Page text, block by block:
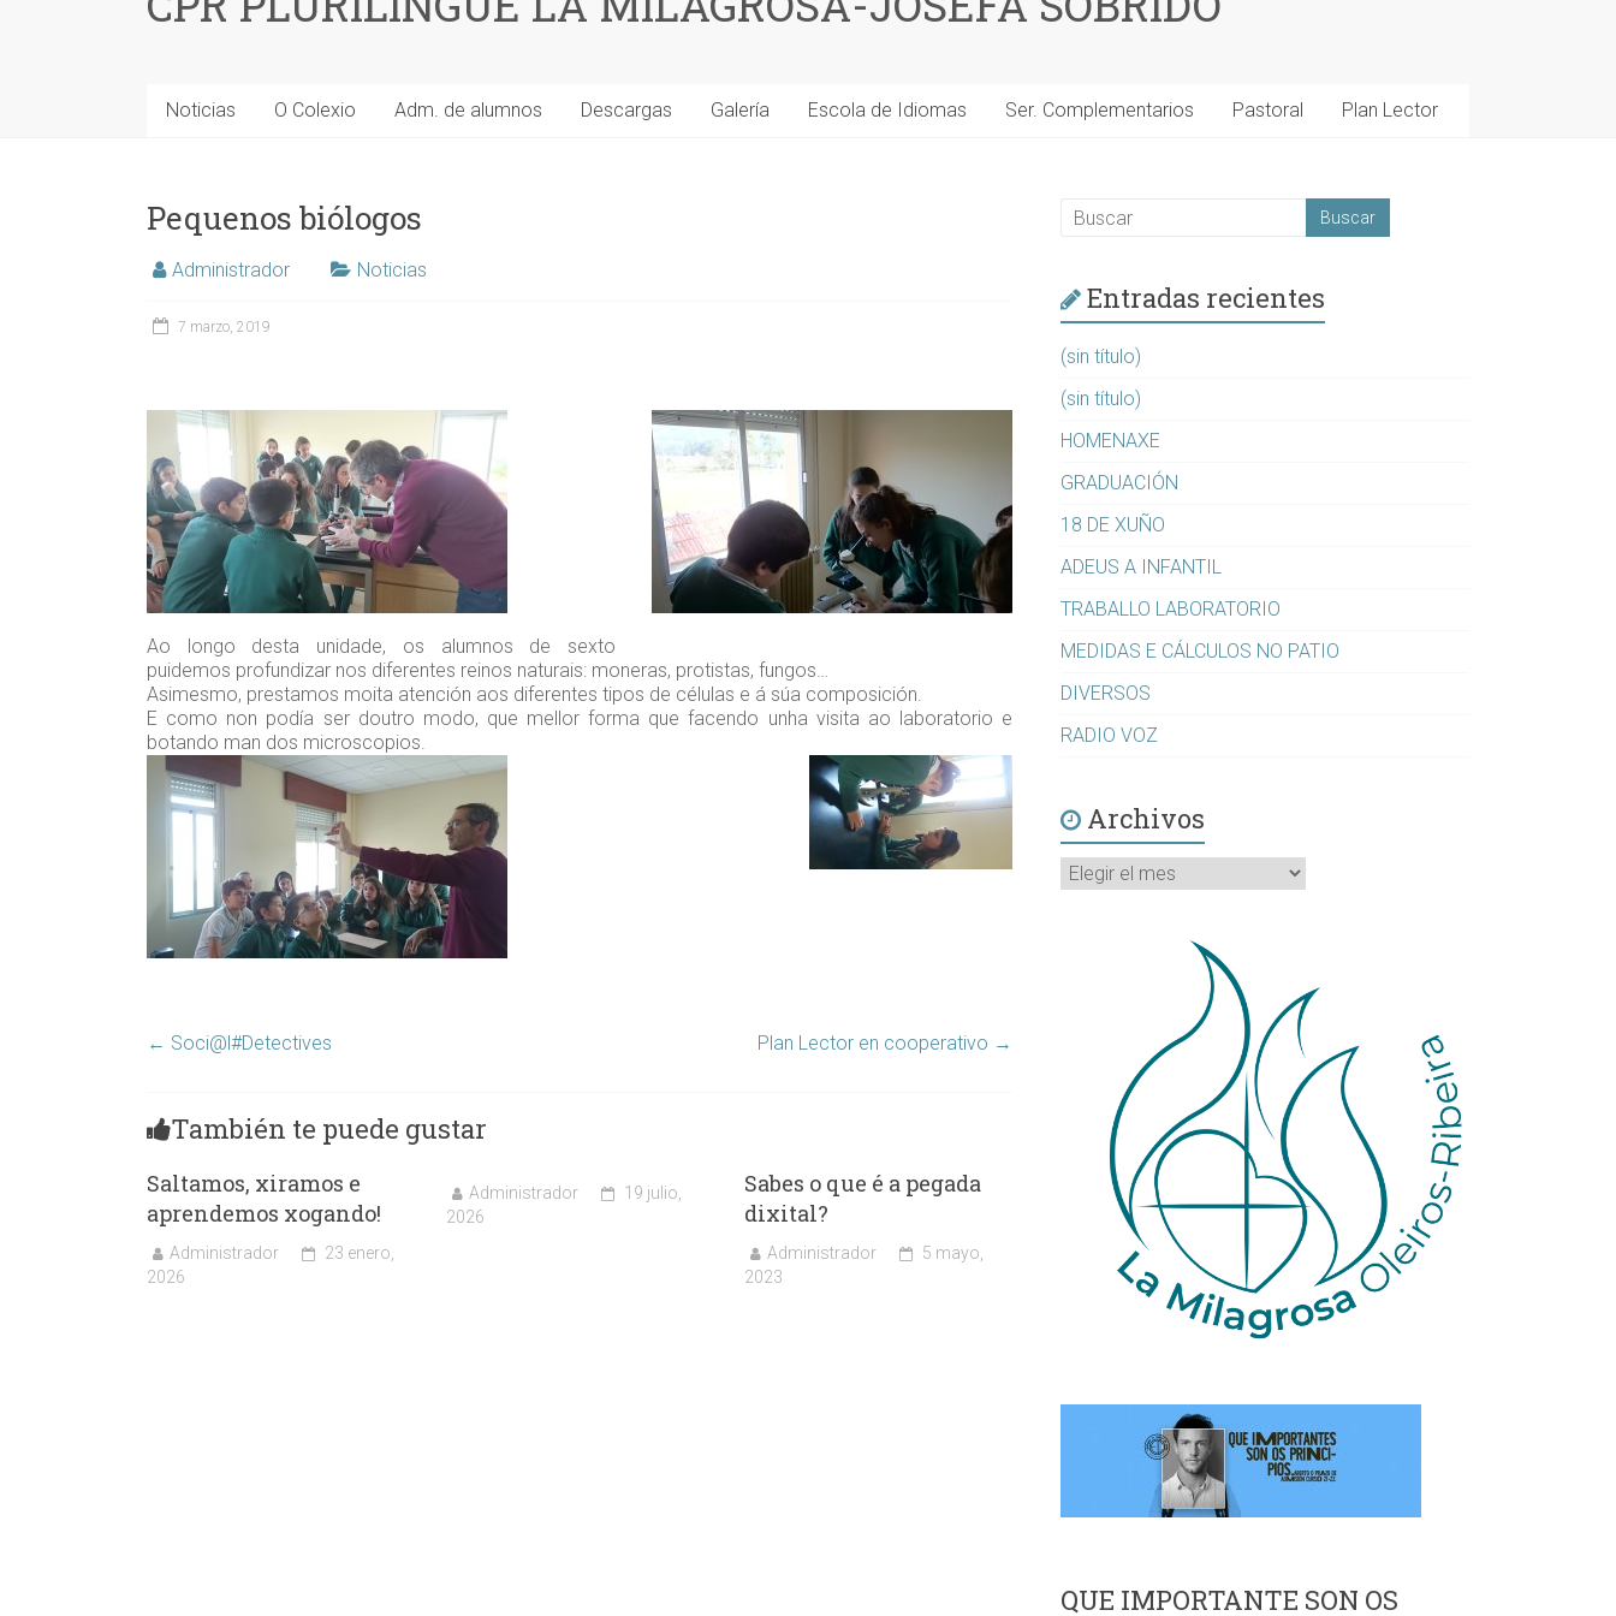
Noticias O Colexio Adm. de alumnos Descargas Galería Escola de Idiomas Ser. Complementarios Pastoral Plan Lector
Pequenos biólogos
Administrador Noticias
7 marzo, 2019
Ao longo desta unidade, os alumnos de sexto
puidemos profundizar nos diferentes reinos naturais: moneras, protistas, fungos…
Asimesmo, prestamos moita atención aos diferentes tipos de células e á súa composición.
E como non podía ser doutro modo, que mellor forma que facendo unha visita ao laboratorio e
botando man dos microscopios.
← Soci@l#Detectives Plan Lector en cooperativo →
También te puede gustar
Saltamos, xiramos e
aprendemos xogando!
Administrador
23 enero,
2026
Administrador
19 julio,
2026
Sabes o que é a pegada
dixital?
Administrador
5 mayo,
2023
Entradas recientes
(sin título)
(sin título)
HOMENAXE
GRADUACIÓN
18 DE XUÑO
ADEUS A INFANTIL
TRABALLO LABORATORIO
MEDIDAS E CÁLCULOS NO PATIO
DIVERSOS
RADIO VOZ
Archivos
Archivos
QUE IMPORTANTE SON OS